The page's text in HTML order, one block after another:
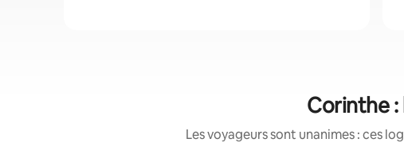
Corinthe :
Les voyageurs sont unanimes : ces